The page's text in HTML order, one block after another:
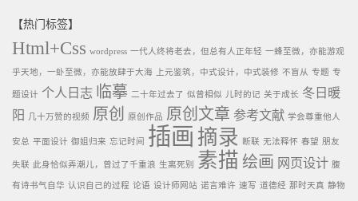
【热门标签】
Html+Css wordpress 一代人终将老去，但总有人正年轻 一蜂至微，亦能游观
乎天地，一虲至微，亦能放肆于大海 上元鉴筑，中式设计，中式装修 不盲从 专题 专
题设计 个人日志 临摹 二十年过去了 似曾相似 儿时的记 关于成长 冬日暖
阳
几十万赞的视频 原创 原创作品 原创文章 参考文献 学会尊重他人
安总 平面设计 御姐归来 忘记时间 插画 摘录 断联 无法释怀 春望 朋友
失联 此身恰似弄潮儿，曾过了千重浪 生离死别 素描 绘画 网页设计 腹
有诗书气自华 认识自己的过程 论语 设计师网站 诺言难许 速写 道德经 那时天真 静物